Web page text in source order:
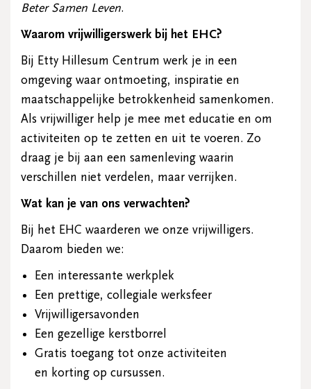
Beter Samen Leven.
Waarom vrijwilligerswerk bij het EHC?
Bij Etty Hillesum Centrum werk je in een
omgeving waar ontmoeting, inspiratie en
maatschappelijke betrokkenheid samenkomen.
Als vrijwilliger help je mee met educatie en om
activiteiten op te zetten en uit te voeren. Zo
draag je bij aan een samenleving waarin
verschillen niet verdelen, maar verrijken.
Wat kan je van ons verwachten?
Bij het EHC waarderen we onze vrijwilligers.
Daarom bieden we:
Een interessante werkplek
Een prettige, collegiale werksfeer
Vrijwilligersavonden
Een gezellige kerstborrel
Gratis toegang tot onze activiteiten
en korting op cursussen.